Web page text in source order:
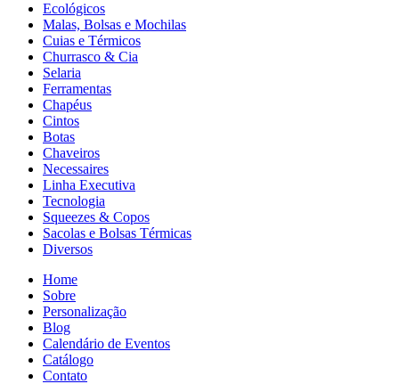
Ecológicos
Malas, Bolsas e Mochilas
Cuias e Térmicos
Churrasco & Cia
Selaria
Ferramentas
Chapéus
Cintos
Botas
Chaveiros
Necessaires
Linha Executiva
Tecnologia
Squeezes & Copos
Sacolas e Bolsas Térmicas
Diversos
Home
Sobre
Personalização
Blog
Calendário de Eventos
Catálogo
Contato